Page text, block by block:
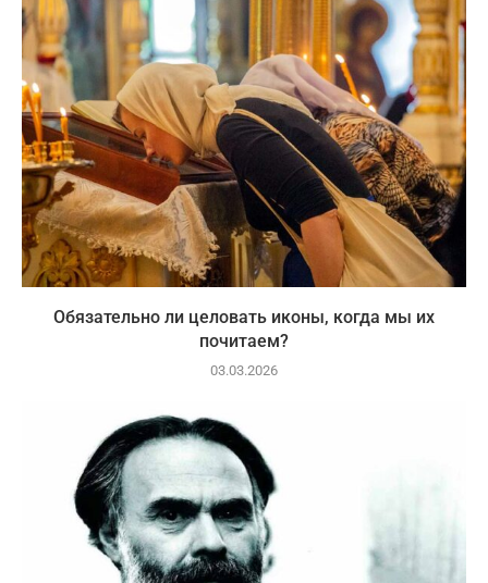
Обязательно ли целовать иконы, когда мы их
почитаем?
03.03.2026